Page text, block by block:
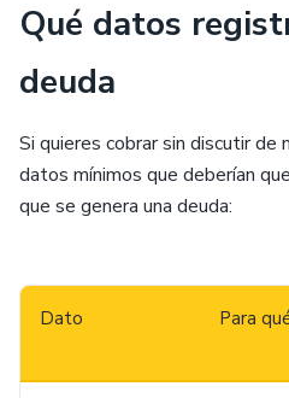
Qué datos
deuda
Si quieres cobrar sin discutir de
datos mínimos que deberían
que se genera una deuda:
Dato Para